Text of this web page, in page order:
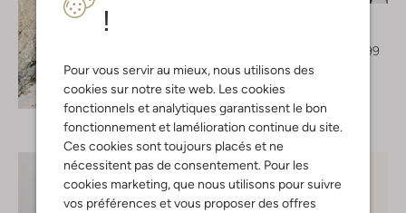
!
Pour vous servir au mieux, nous utilisons des
cookies sur notre site web. Les cookies
fonctionnels et analytiques garantissent le bon
fonctionnement et lamélioration continue du site.
Ces cookies sont toujours placés et ne
nécessitent pas de consentement. Pour les
cookies marketing, que nous utilisons pour suivre
vos préférences et vous proposer des offres
Découvrez le look
€ 47,99